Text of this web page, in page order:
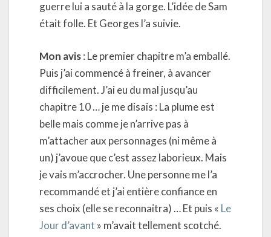
guerre lui a sauté à la gorge. L’idée de Sam
était folle. Et Georges l’a suivie.
Mon avis: Le premier chapitre m’a emballé.
Puis j’ai commencé à freiner, à avancer
difficilement. J’ai eu du mal jusqu’au
chapitre 10 … je me disais : La plume est
belle mais comme je n’arrive pas à
m’attacher aux personnages (ni même à
un) j’avoue que c’est assez laborieux. Mais
je vais m’accrocher. Une personne me l’a
recommandé et j’ai entière confiance en
ses choix (elle se reconnaitra) … Et puis « Le
Jour d’avant » m’avait tellement scotché.